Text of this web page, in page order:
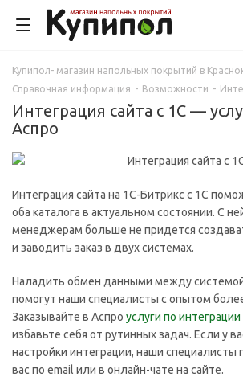
Купипол- магазин напольных покрытий в
Справочная информация - Возможности -
Интеграция сайта с 1С —
Аспро
Интеграция сайта на 1С-Битрикс с 1С
оба каталога в актуальном состоянии. С
менеджерам больше не придется
и заводить заказ в двух системах.
Наладить обмен данными между системой
помогут наши специалисты с опытом
Заказывайте в Аспро услуги по интеграции
избавьте себя от рутинных задач. Если у
настройки интеграции, наши специалисты
вас по email или в онлайн-чате на сайте.